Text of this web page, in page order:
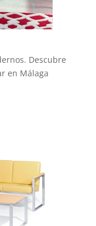
Descubre
en Málaga